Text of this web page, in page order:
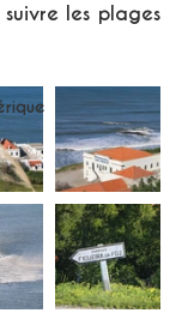
les plages